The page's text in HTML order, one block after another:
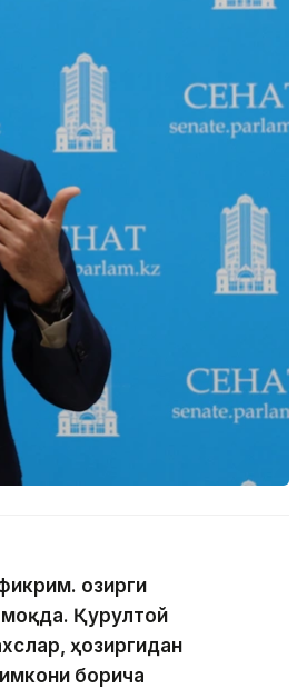
Ҳозирги
Қурултой
ҳозиргидан
борича